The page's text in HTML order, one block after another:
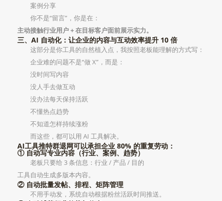
案例分享
你不是“留言”，你是在：
主动接触行业用户 + 在目标客户面前展示实力。
三、AI 自动化：让企业的内容与互动效率提升 10 倍
这部分是你工具的自然植入点，我按照老板能理解的方式写：
企业难的问题不是“做 X”，而是：
没时间写内容
没人手去做互动
没办法每天保持活跃
不懂热点趋势
不知道怎样持续涨粉
而这些，都可以用 AI 工具解决。
AI工具推特群退网可以承担企业 80% 的重复劳动：
① 自动写专业内容（行业、案例、趋势）
老板只要给 3 条信息：行业 / 产品 / 目的
工具自动生成多版本内容。
② 自动批量发帖、排程、矩阵管理
不用手动发，系统自动根据粉丝活跃时间推送。